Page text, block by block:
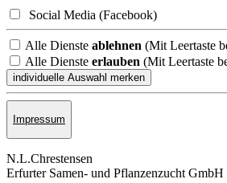
Social Media (Facebook)
Alle Dienste ablehnen (Mit Leertaste
Alle Dienste erlauben (Mit Leertaste
Impressum
N.L.Chrestensen
Erfurter Samen- und Pflanzen­zucht GmbH